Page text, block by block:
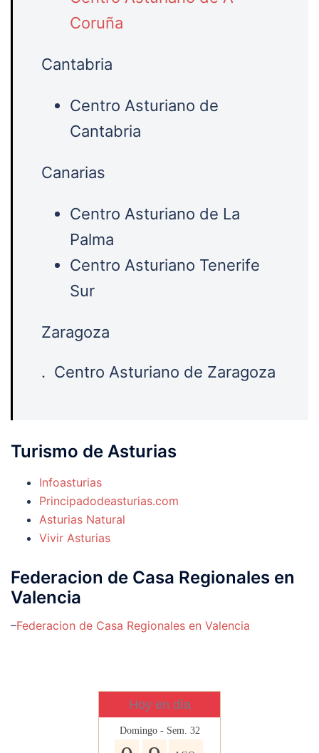
Coruña
Cantabria
Centro Asturiano de
Cantabria
Canarias
Centro Asturiano de La
Palma
Centro Asturiano Tenerife
Sur
Zaragoza
. Centro Asturiano de Zaragoza
Turismo de Asturias
Infoasturias
Principadodeasturias.com
Asturias Natural
Vivir Asturias
Federacion de Casa Regionales en
Valencia
–Federacion de Casa Regionales en Valencia
Hoy en día
Domingo - Sem. 32